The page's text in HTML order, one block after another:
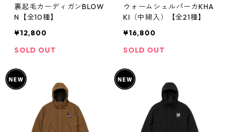
裏起毛カーディガンBLOW
N【全10種】
¥12,800
SOLD OUT
ウォームシェルパーカKHA
KI（中綿入）【全21種】
¥16,800
SOLD OUT